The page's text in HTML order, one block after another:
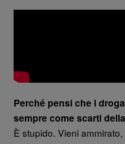
Perché pensi che i
sempre come scarti
È stupido. Vieni